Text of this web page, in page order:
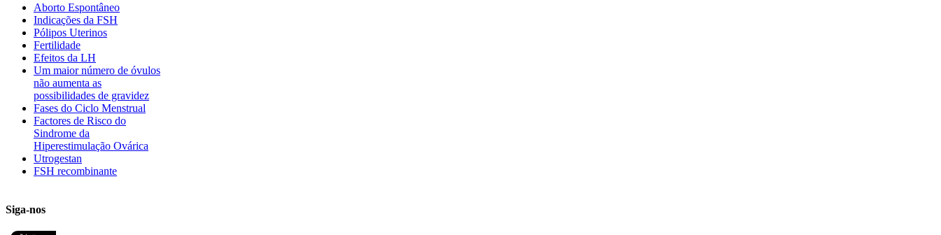
Aborto Espontâneo
Indicações da FSH
Pólipos Uterinos
Fertilidade
Efeitos da LH
Um maior número de óvulos
não aumenta as
possibilidades de gravidez
Fases do Ciclo Menstrual
Factores de Risco do
Sindrome da
Hiperestimulação Ovárica
Utrogestan
FSH recombinante
Siga-nos